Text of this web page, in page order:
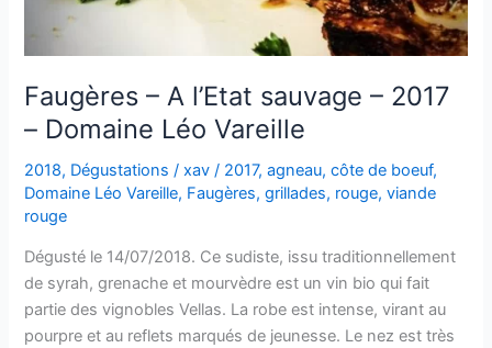
Faugères – A l’Etat sauvage – 2017
– Domaine Léo Vareille
2018, Dégustations /xav/ 2017,agneau,côte de boeuf,
Domaine Léo Vareille, Faugères,grillades, rouge,viande
rouge
Dégusté le 14/07/2018. Ce sudiste, issu traditionnellement
de syrah, grenache et mourvèdre est un vin bio qui fait
partie des vignobles Vellas. La robe est intense, virant au
pourpre et au reflets marqués de jeunesse. Le nez est très